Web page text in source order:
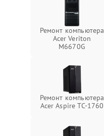
Ремонт компьютера
Acer Veriton
M6670G
Ремонт компьютера
Acer Aspire TC-1760